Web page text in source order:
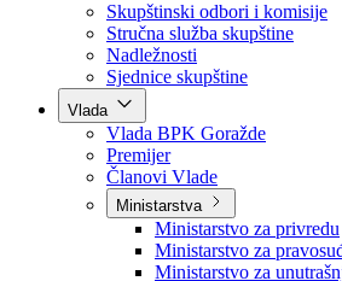
Poslanici po strankama
Poslanici po klubovima naroda
Kolegij skupštine
Skupštinski odbori i komisije
Stručna služba skupštine
Nadležnosti
Sjednice skupštine
Vlada
Vlada BPK Goražde
Premijer
Članovi Vlade
Ministarstva